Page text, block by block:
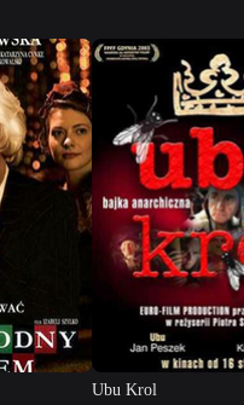
Ubu Krol